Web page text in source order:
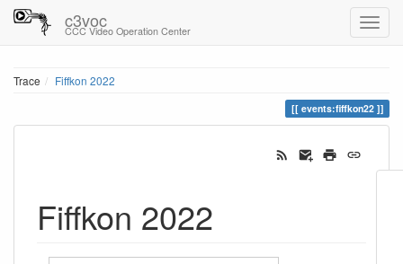
c3voc
CCC Video Operation Center
Trace Fiffkon 2022
events:fiffkon22
Fiffkon 2022